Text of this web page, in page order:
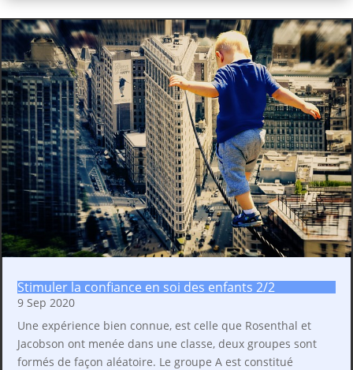
Stimuler la confiance en soi des enfants 2/2
9 Sep 2020
Une expérience bien connue, est celle que Rosenthal et
Jacobson ont menée dans une classe, deux groupes sont
formés de façon aléatoire. Le groupe A est constitué